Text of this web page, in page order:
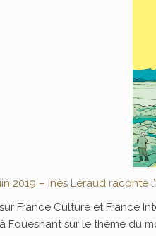
2019 – Inès Léraud raconte
France Culture et France
Fouesnant sur le thème du